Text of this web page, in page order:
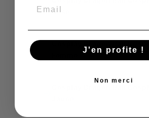
→
Rose
Cosplay Dragon Ball
J'en profite !
Non merci